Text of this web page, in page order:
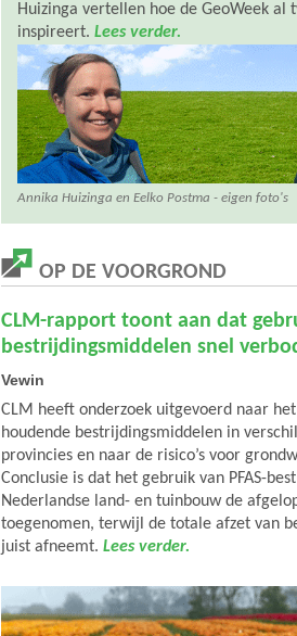
Huizinga vertellen hoe de GeoWeek al
inspireert. Lees verder.
Annika Huizinga en Eelko Postma - eigen foto's
OP DE VOORGROND
CLM-rapport toont aan dat
bestrijdingsmiddelen snel
Vewin
CLM heeft onderzoek uitgevoerd naar het
houdende bestrijdingsmiddelen in
provincies en naar de risico’s voor
Conclusie is dat het gebruik van PFAS-
Nederlandse land- en tuinbouw de
toegenomen, terwijl de totale afzet van
juist afneemt. Lees verder.